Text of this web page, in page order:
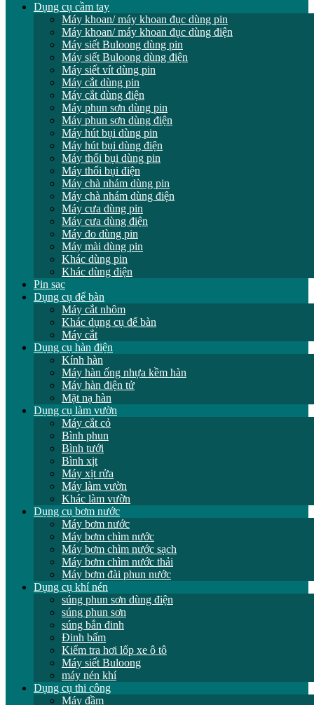
Dụng cụ cầm tay
Máy khoan/ máy khoan đục dùng pin
Máy khoan/ máy khoan đục dùng điện
Máy siết Buloong dùng pin
Máy siết Buloong dùng điện
Máy siết vít dùng pin
Máy cắt dùng pin
Máy cắt dùng điện
Máy phun sơn dùng pin
Máy phun sơn dùng điện
Máy hút bụi dùng pin
Máy hút bụi dùng điện
Máy thổi bụi dùng pin
Máy thổi bụi điện
Máy chà nhám dùng pin
Máy chà nhám dùng điện
Máy cưa dùng pin
Máy cưa dùng điện
Máy đo dùng pin
Máy mài dùng pin
Khác dùng pin
Khác dùng điện
Pin sạc
Dụng cụ để bàn
Máy cắt nhôm
Khác dụng cụ để bàn
Máy cắt
Dụng cụ hàn điện
Kính hàn
Máy hàn ống nhựa kềm hàn
Máy hàn điện tử
Mặt nạ hàn
Dụng cụ làm vườn
Máy cắt cỏ
Bình phun
Bình tưới
Bình xịt
Máy xịt rửa
Máy làm vườn
Khác làm vườn
Dụng cụ bơm nước
Máy bơm nước
Máy bơm chìm nước
Máy bơm chìm nước sạch
Máy bơm chìm nước thải
Máy bơm đài phun nước
Dụng cụ khí nén
súng phun sơn dùng điện
súng phun sơn
súng bắn đinh
Đinh bấm
Kiểm tra hơi lốp xe ô tô
Máy siết Buloong
máy nén khí
Dụng cụ thi công
Máy đầm